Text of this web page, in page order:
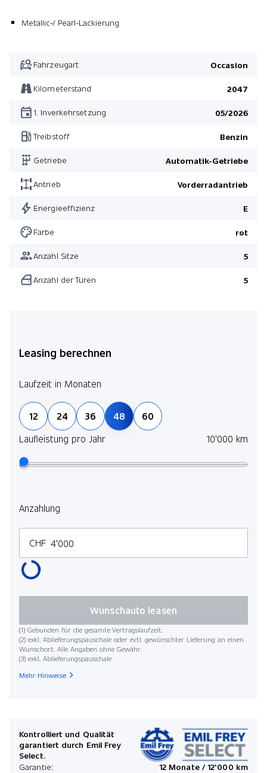
Metallic-/ Pearl-Lackierung
Fahrzeugart Occasion
Kilometerstand 2047
1. Inverkehrsetzung 05/2026
Treibstoff Benzin
Getriebe Automatik-Getriebe
Antrieb Vorderradantrieb
Energieeffizienz E
Farbe rot
Anzahl Sitze 5
Anzahl der Türen 5
Leasing berechnen
Laufzeit in Monaten
12 24 36 48
60
Laufleistung pro Jahr
10'000 km
Anzahlung
CHF
(1) Gebunden für die gesamte Vertragslaufzeit.
(2) exkl. Ablieferungspauschale oder evtl. gewünschter Lieferung an einen
Wunschort. Alle Angaben ohne Gewähr.
(3) exkl. Ablieferungspauschale
Wunschauto leasen
Mehr Hinweise
Kontrolliert und Qualität
garantiert durch Emil Frey
Select.
Garantie:
12 Monate / 12'000 km